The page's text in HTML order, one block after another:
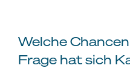
Welche
Frage hat sich